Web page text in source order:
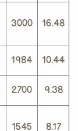
3000 16.48
1984 10.44
2700 9.38
1545 8.17